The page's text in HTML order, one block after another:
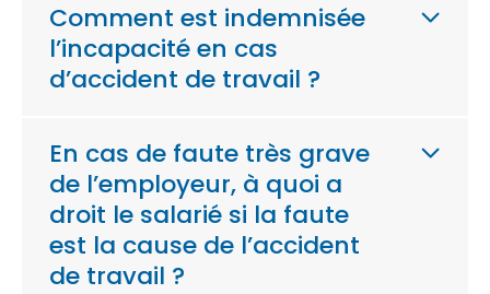
Comment est indemnisée
l’incapacité en cas
d’accident de travail ?
En cas de faute très grave
de l’employeur, à quoi a
droit le salarié si la faute
est la cause de l’accident
de travail ?